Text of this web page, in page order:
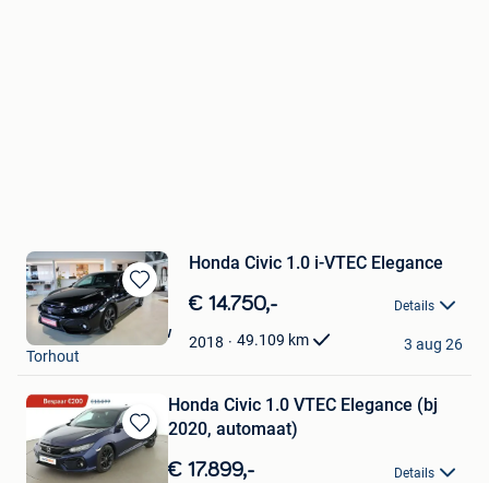
Bewaren
in
Honda Civic 1.0 i-VTEC Elegance
€ 14.750,- Details
2018 49.109 km
Garage Swyngedouw
Torhout
3 aug 26
Bewaren
in
Honda Civic 1.0 VTEC Elegance (bj
2020, automaat)
€ 17.899,- Details